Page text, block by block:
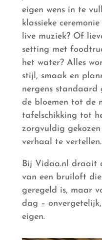
eigen wens in te
klassieke
live muziek? Of
setting met
het water? Alles
stijl, smaak en
nergens standaard
de bloemen tot de
tafelschikking tot
zorgvuldig
verhaal te vertellen.
Bij Vidaa.nl draait
van een bruiloft
geregeld is, maar
dag –
eigen.